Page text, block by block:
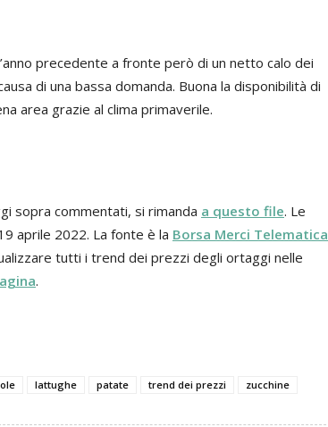
precedente a fronte però di un netto calo dei
di una bassa domanda. Buona la disponibilità di
area grazie al clima primaverile.
sopra commentati, si rimanda a questo file. Le
aprile 2022. La fonte è la Borsa Merci Telematica
tutti i trend dei prezzi degli ortaggi nelle
.
lattughe patate trend dei prezzi zucchine